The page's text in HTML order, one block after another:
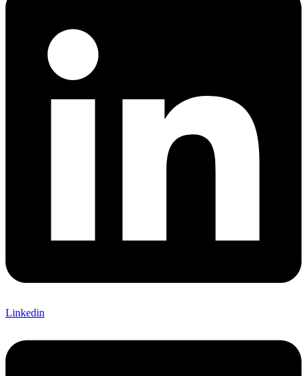
Linkedin